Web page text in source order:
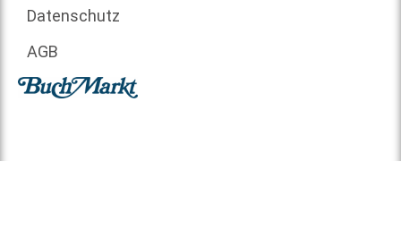
Datenschutz
AGB